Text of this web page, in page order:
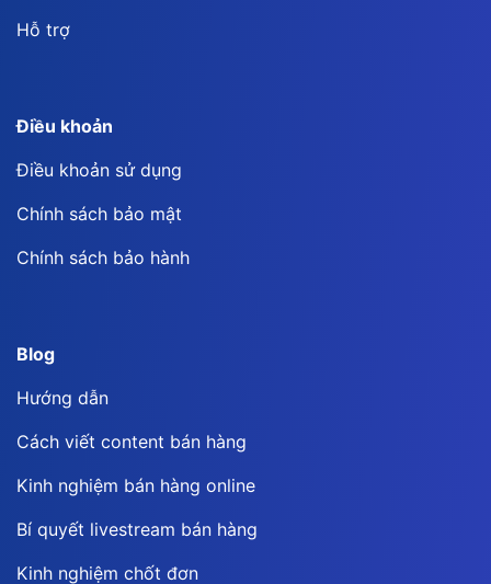
Hỗ trợ
Điều khoản
Điều khoản sử dụng
Chính sách bảo mật
Chính sách bảo hành
Blog
Hướng dẫn
Cách viết content bán hàng
Kinh nghiệm bán hàng online
Bí quyết livestream bán hàng
Kinh nghiệm chốt đơn